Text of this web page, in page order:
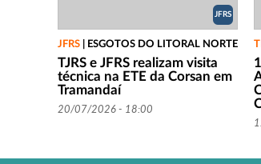
JFRS
JFRS ESGOTOS DO LITORAL NORTE
TJRS e JFRS realizam visita
técnica na ETE da Corsan em
Tramandaí
20/07/2026 - 18:00